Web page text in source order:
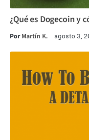
¿Qué es Dogecoin y
PorMartín K. agosto 3,